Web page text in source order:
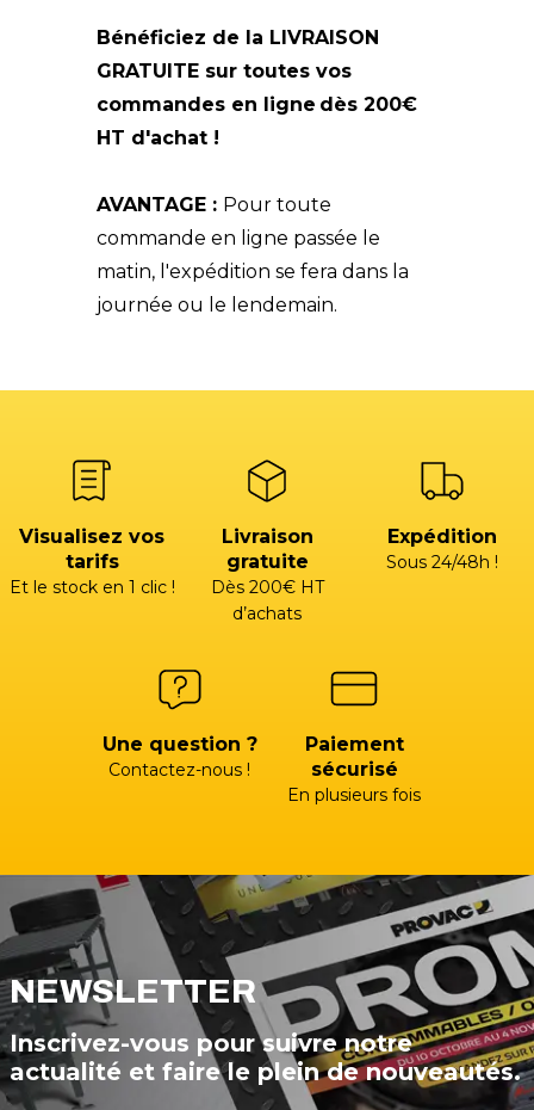
Bénéficiez de la LIVRAISON
GRATUITE sur toutes vos
commandes en ligne dès 200€
HT d'achat !
AVANTAGE : Pour toute
commande en ligne passée le
matin, l'expédition se fera dans la
journée ou le lendemain.
Visualisez vos
tarifs
Et le stock en 1 clic !
Livraison
gratuite
Dès 200€ HT
d’achats
Expédition
Sous 24/48h !
Une question ?
Contactez-nous !
Paiement
sécurisé
En plusieurs fois
NEWSLETTER
Inscrivez-vous pour suivre notre
actualité et faire le plein de nouveautés.